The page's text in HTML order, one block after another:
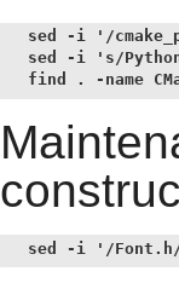
sed -i '/
sed -i 's/
find . -name
sed -i '/Font.h/